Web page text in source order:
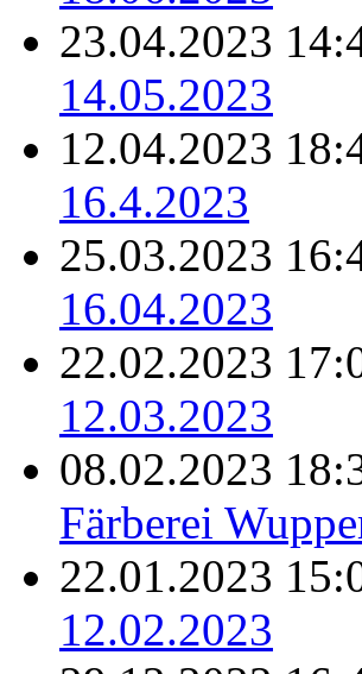
23.04.2023
14.05.2023
12.04.2023
16.4.2023
25.03.2023
16.04.2023
22.02.2023
12.03.2023
08.02.2023
Färberei
22.01.2023
12.02.2023